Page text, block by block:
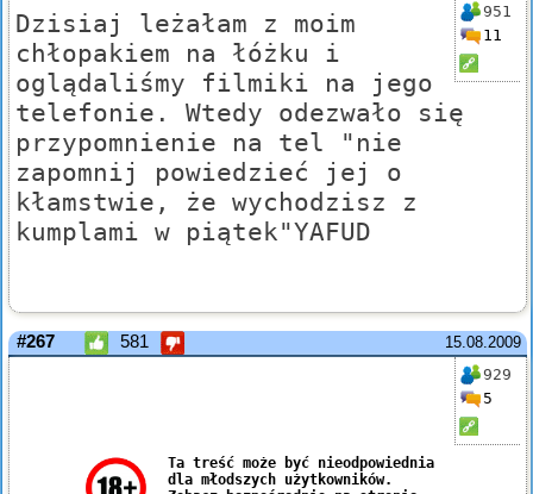
951
11
Dzisiaj leżałam z moim
chłopakiem na łóżku i
oglądaliśmy filmiki na jego
telefonie. Wtedy odezwało się
przypomnienie na tel "nie
zapomnij powiedzieć jej o
kłamstwie, że wychodzisz z
kumplami w piątek"YAFUD
15.08.2009
#267 581
929
5